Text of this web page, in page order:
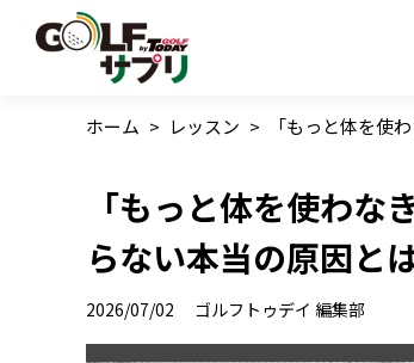
ホーム > レッスン > 「もっと体を使
「もっと体を使わ
らない本当の原因と
2026/07/02 ゴルフトゥデイ 編集部